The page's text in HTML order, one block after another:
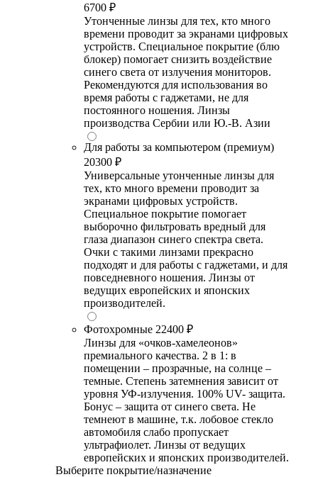
6700 ₽
Утонченные линзы для тех, кто много
времени проводит за экранами цифровых
устройств. Специальное покрытие (блю
блокер) помогает снизить воздействие
синего света от излучения мониторов.
Рекомендуются для использования во
время работы с гаджетами, не для
постоянного ношения. Линзы
производства Сербии или Ю.-В. Азии
Для работы за компьютером (премиум)
20300 ₽
Универсальные утонченные линзы для
тех, кто много времени проводит за
экранами цифровых устройств.
Специальное покрытие помогает
выборочно фильтровать вредный для
глаза диапазон синего спектра света.
Очки с такими линзами прекрасно
подходят и для работы с гаджетами, и для
повседневного ношения. Линзы от
ведущих европейских и японских
производителей.
Фотохромные 22400 ₽
Линзы для «очков-хамелеонов»
премиального качества. 2 в 1: в
помещении – прозрачные, на солнце –
темные. Степень затемнения зависит от
уровня УФ-излучения. 100% UV- защита.
Бонус – защита от синего света. Не
темнеют в машине, т.к. лобовое стекло
автомобиля слабо пропускает
ультрафиолет. Линзы от ведущих
европейских и японских производителей.
Выберите покрытие/назначение